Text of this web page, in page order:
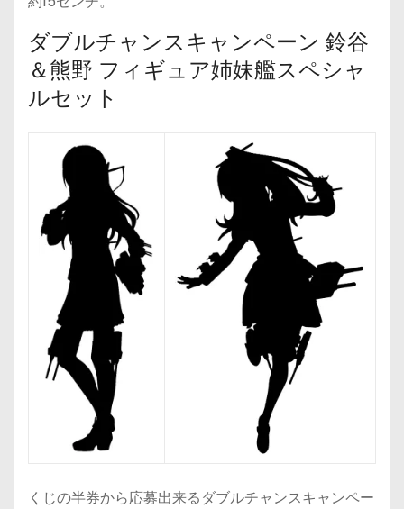
ダブルチャンスキャンペーン 鈴谷
＆熊野 フィギュア姉妹艦スペシャ
ルセット
くじの半券から応募出来るダブルチャンスキャンペー